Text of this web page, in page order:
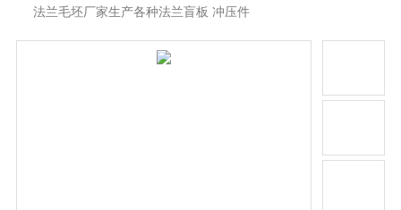
法兰毛坯厂家生产各种法兰盲板 冲压件